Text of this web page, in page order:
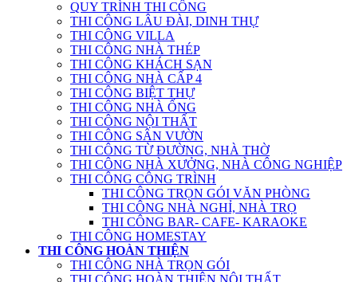
QUY TRÌNH THI CÔNG
THI CÔNG LÂU ĐÀI, DINH THỰ
THI CÔNG VILLA
THI CÔNG NHÀ THÉP
THI CÔNG KHÁCH SẠN
THI CÔNG NHÀ CẤP 4
THI CÔNG BIỆT THỰ
THI CÔNG NHÀ ỐNG
THI CÔNG NỘI THẤT
THI CÔNG SÂN VƯỜN
THI CÔNG TỪ ĐƯỜNG, NHÀ THỜ
THI CÔNG NHÀ XƯỞNG, NHÀ CÔNG NGHIỆP
THI CÔNG CÔNG TRÌNH
THI CÔNG TRỌN GÓI VĂN PHÒNG
THI CÔNG NHÀ NGHỈ, NHÀ TRỌ
THI CÔNG BAR- CAFE- KARAOKE
THI CÔNG HOMESTAY
THI CÔNG HOÀN THIỆN
THI CÔNG NHÀ TRỌN GÓI
THI CÔNG HOÀN THIỆN NỘI THẤT